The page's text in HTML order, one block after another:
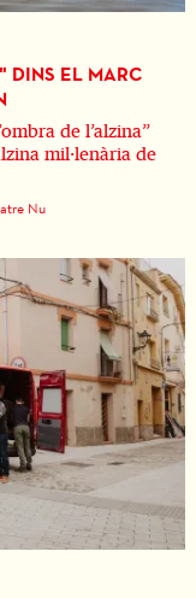
DINS EL MARC
de l’alzina”
mil·lenària de
Nu